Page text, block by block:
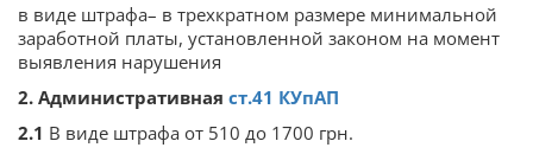
в виде штрафа– в трехкратном размере минимальной
заработной платы, установленной законом на момент
выявления нарушения
2. Административная ст.41 КУпАП
2.1 В виде штрафа от 510 до 1700 грн.